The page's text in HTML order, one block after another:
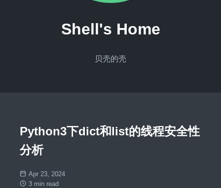
Shell's Home
贝壳的壳
Python3下dict和list的线程安全性
分析
Apr 23, 2024
3 min read